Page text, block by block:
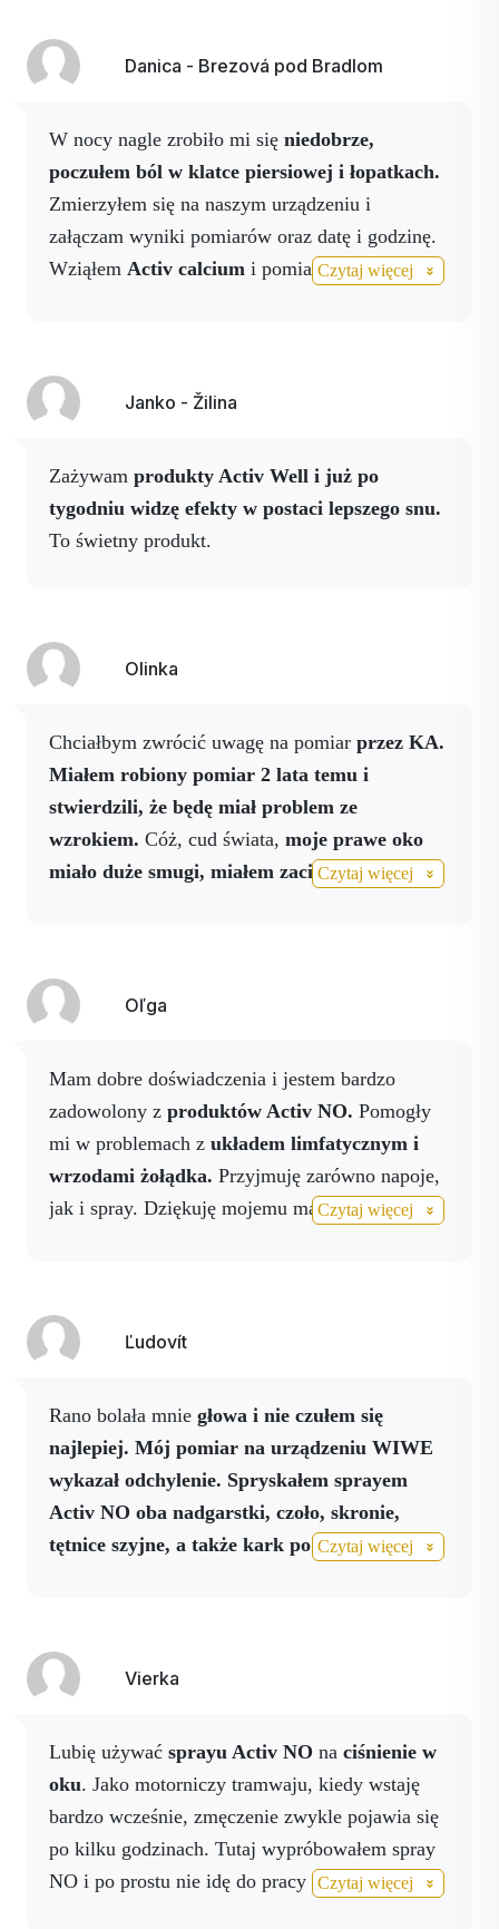
Danica - Brezová pod Bradlom
W nocy nagle zrobiło mi się niedobrze,
poczułem ból w klatce piersiowej i łopatkach.
Zmierzyłem się na naszym urządzeniu i
załączam wyniki pomiarów oraz datę i godzinę.
Wziąłem Activ calcium i pomiar wykazał
siebie, nie mając tych produktów przy sobie,
Czytaj więcej
Janko - Žilina
Zażywam produkty Activ Well i już po
tygodniu widzę efekty w postaci lepszego snu.
To świetny produkt.
Olinka
Chciałbym zwrócić uwagę na pomiar przez KA.
Miałem robiony pomiar 2 lata temu i
stwierdzili, że będę miał problem ze
wzrokiem. Cóż, cud świata, moje prawe oko
miało duże smugi, miałem zaciemnienia pola
pękniętą siatkówkę, ale
powiedzieć, że wszystko wróciło do normy i
nie mam już problemu z prowadzeniem
samochodu.
Życzę wszystkim zdrowia, bo to
jest najważniejsze.
Czytaj więcej
Oľga
Mam dobre doświadczenia i jestem bardzo
zadowolony z produktów Activ NO. Pomogły
mi w problemach z układem limfatycznym i
wrzodami żołądka. Przyjmuję zarówno napoje,
jak i spray. Dziękuję mojemu masażyście za
Czytaj więcej
Ľudovít
Rano bolała mnie głowa i nie czułem się
najlepiej. Mój pomiar na urządzeniu WIWE
wykazał odchylenie. Spryskałem sprayem
Activ NO oba nadgarstki, czoło, skronie,
tętnice szyjne, a także kark po pierwszym
Czytaj więcej
Vierka
Lubię używać sprayu Activ NO na ciśnienie w
oku. Jako motorniczy tramwaju, kiedy wstaję
bardzo wcześnie, zmęczenie zwykle pojawia się
po kilku godzinach. Tutaj wypróbowałem spray
NO i po prostu nie idę do pracy bez niego.
Czytaj więcej